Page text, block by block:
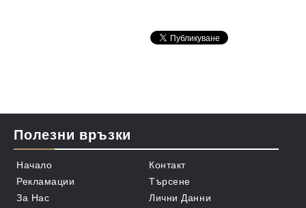
Полезни връзки
Начало
Рекламации
За Нас
Контакт
Търсене
Лични Данни